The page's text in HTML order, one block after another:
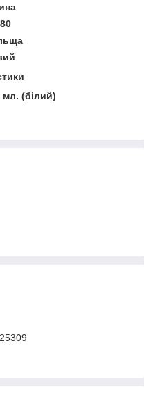
мл. (білий)